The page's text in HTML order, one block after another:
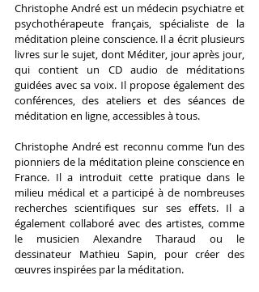
Christophe André est un médecin psychiatre et
psychothérapeute français, spécialiste de la
méditation pleine conscience. Il a écrit plusieurs
livres sur le sujet, dont Méditer, jour après jour,
qui contient un CD audio de méditations
guidées avec sa voix. Il propose également des
conférences, des ateliers et des séances de
méditation en ligne, accessibles à tous.
Christophe André est reconnu comme l’un des
pionniers de la méditation pleine conscience en
France. Il a introduit cette pratique dans le
milieu médical et a participé à de nombreuses
recherches scientifiques sur ses effets. Il a
également collaboré avec des artistes, comme
le musicien Alexandre Tharaud ou le
dessinateur Mathieu Sapin, pour créer des
œuvres inspirées par la méditation.